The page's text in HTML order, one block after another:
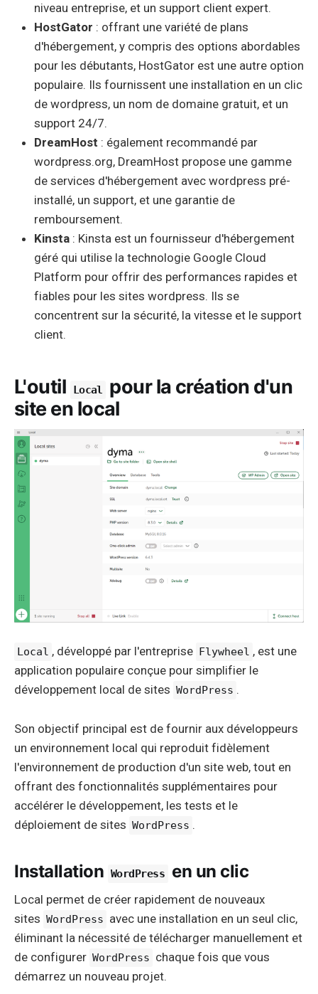
niveau entreprise, et un support client expert.
HostGator : offrant une variété de plans
d'hébergement, y compris des options abordables
pour les débutants, HostGator est une autre option
populaire. Ils fournissent une installation en un clic
de wordpress, un nom de domaine gratuit, et un
support 24/7.
DreamHost : également recommandé par
wordpress.org, DreamHost propose une gamme
de services d'hébergement avec wordpress pré-
installé, un support, et une garantie de
remboursement.
Kinsta : Kinsta est un fournisseur d'hébergement
géré qui utilise la technologie Google Cloud
Platform pour offrir des performances rapides et
fiables pour les sites wordpress. Ils se
concentrent sur la sécurité, la vitesse et le support
client.
L'outil Local
pour la création d'un
site en local
Local , développé par l'entreprise Flywheel , est une
application populaire conçue pour simplifier le
développement local de sites WordPress .
Son objectif principal est de fournir aux développeurs
un environnement local qui reproduit fidèlement
l'environnement de production d'un site web, tout en
offrant des fonctionnalités supplémentaires pour
accélérer le développement, les tests et le
déploiement de sites WordPress .
Installation WordPress en un clic
Local permet de créer rapidement de nouveaux
sites WordPress avec une installation en un seul clic,
éliminant la nécessité de télécharger manuellement et
de configurer WordPress chaque fois que vous
démarrez un nouveau projet.